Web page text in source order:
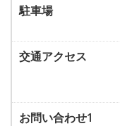
駐車場
交通アクセス
お問い合わせ1